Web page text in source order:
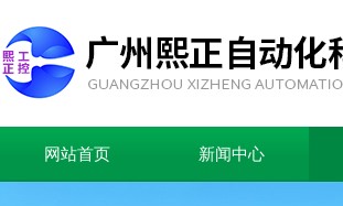
网站首页 新闻中心